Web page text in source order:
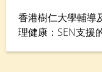
香港樹仁大學輔導
理健康：SEN支援